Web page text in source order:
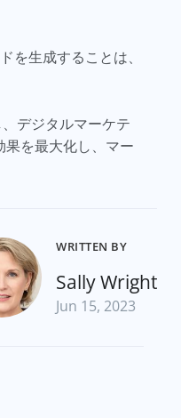
生成することは、
デジタルマーケテ
を最大化し、マー
WRITTEN BY
Sally Wright
Jun 15, 2023